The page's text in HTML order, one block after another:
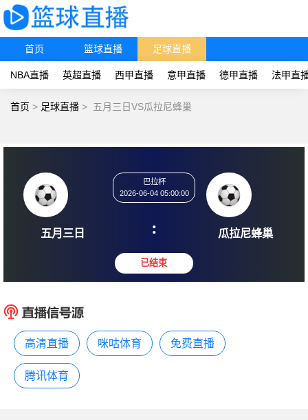
首页 篮球直播 足球直播
NBA直播 英超直播 西甲直播 意甲直播 德甲直播 法甲直
首页 > 足球直播 > 五月三日VS瓜拉尼蜂巢
五月三日
2026-06-04 05:00:00
: 瓜拉
高清直播 咪咕体育 免费直播
腾讯体育